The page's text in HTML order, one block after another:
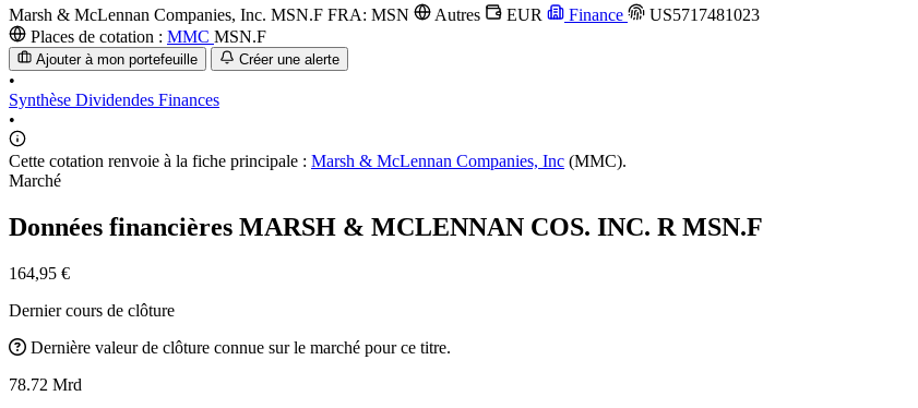
Marsh & McLennan Companies, Inc. MSN.F FRA: MSN Autres EUR Finance
US5717481023
Places de cotation : MMC MSN.F
Ajouter à mon portefeuille Créer une alerte
•
Synthèse Dividendes Finances
•
Cette cotation renvoie à la fiche principale : Marsh & McLennan Companies, Inc (MMC).
Marché
Données financières MARSH & MCLENNAN COS. INC. R MSN.F
164,95 €
Dernier cours de clôture
Dernière valeur de clôture connue sur le marché pour ce titre.
78.72 Mrd